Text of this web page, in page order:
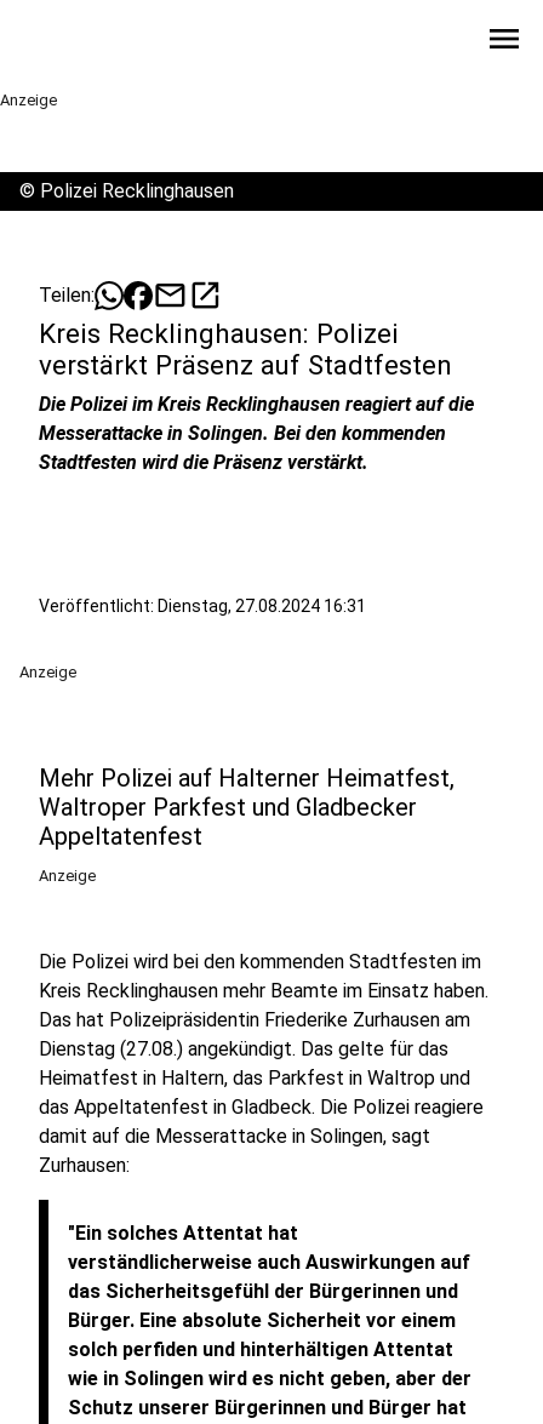
menu
Anzeige
© Polizei Recklinghausen
Teilen: mailopen_in_new
Kreis Recklinghausen: Polizei
verstärkt Präsenz auf Stadtfesten
Die Polizei im Kreis Recklinghausen reagiert auf die
Messerattacke in Solingen. Bei den kommenden
Stadtfesten wird die Präsenz verstärkt.
Veröffentlicht: Dienstag, 27.08.2024 16:31
Anzeige
Mehr Polizei auf Halterner Heimatfest,
Waltroper Parkfest und Gladbecker
Appeltatenfest
Anzeige
Die Polizei wird bei den kommenden Stadtfesten im
Kreis Recklinghausen mehr Beamte im Einsatz haben.
Das hat Polizeipräsidentin Friederike Zurhausen am
Dienstag (27.08.) angekündigt. Das gelte für das
Heimatfest in Haltern, das Parkfest in Waltrop und
das Appeltatenfest in Gladbeck. Die Polizei reagiere
damit auf die Messerattacke in Solingen, sagt
Zurhausen:
"Ein solches Attentat hat
verständlicherweise auch Auswirkungen auf
das Sicherheitsgefühl der Bürgerinnen und
Bürger. Eine absolute Sicherheit vor einem
solch perfiden und hinterhältigen Attentat
wie in Solingen wird es nicht geben, aber der
Schutz unserer Bürgerinnen und Bürger hat